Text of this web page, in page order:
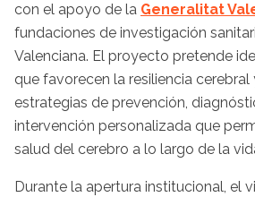
con el apoyo de la Generalitat
fundaciones de investigación
Valenciana. El proyecto pretende
que favorecen la resiliencia
estrategias de prevención,
intervención personalizada que
salud del cerebro a lo largo de la
Durante la apertura institucional, el